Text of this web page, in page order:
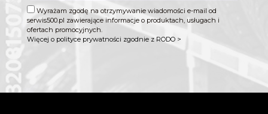
Wyrażam zgodę na otrzymywanie wiadomości e-mail od
serwis500.pl zawierające informacje o produktach, usługach i
ofertach promocyjnych.
Więcej o polityce prywatności zgodnie z RODO >